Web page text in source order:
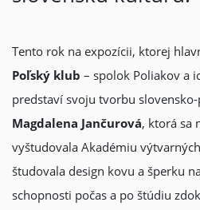
Tento rok na expozícii, ktorej
Poľský klub – spolok Poliakov a
predstaví svoju tvorbu
Magdalena Jančurová, ktorá sa
vyštudovala Akadémiu
študovala design kovu a šperku
schopnosti počas a po štúdiu